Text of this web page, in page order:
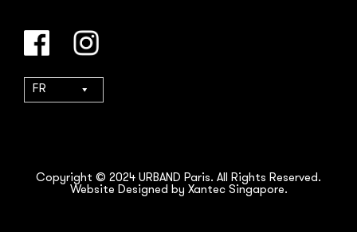
FR
Copyright © 2024 URBAND Paris. All Rights Reserved.
Website Designed by Xantec Singapore.